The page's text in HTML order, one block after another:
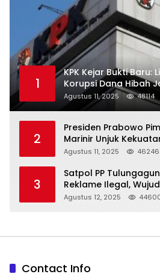
1
KPK Kejar Bukti Baru:
Korupsi Dana Hibah
Trenggalek
Agustus 11, 2025 48114
2
Presiden Prabowo
Marinir Unjuk
Struktur Baru
Agustus 11, 2025 46246
3
Satpol PP
Reklame Ilegal,
dan Indah
Agustus 12, 2025
Contact Info